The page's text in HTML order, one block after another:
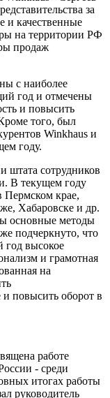
за
и качественные
на территории РФ
продаж
с наиболее
год и отмечены
и повысить
того, был
Winkhaus и
году.
штата сотрудников
В текущем году
Пермском крае,
Хабаровске и др.
основные методы
подчеркнуто, что
год высокое
и грамотная
на
повысить оборот в
работе
- среди
итогах работы
руководитель